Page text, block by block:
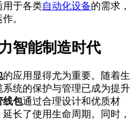
用于各类自动化设备的需求，
。
智能制造时代
的应用显得尤为重要。随着生
统的保护与管理已成为提升
线包通过合理设计和优质材
长了使用生命周期。同时，